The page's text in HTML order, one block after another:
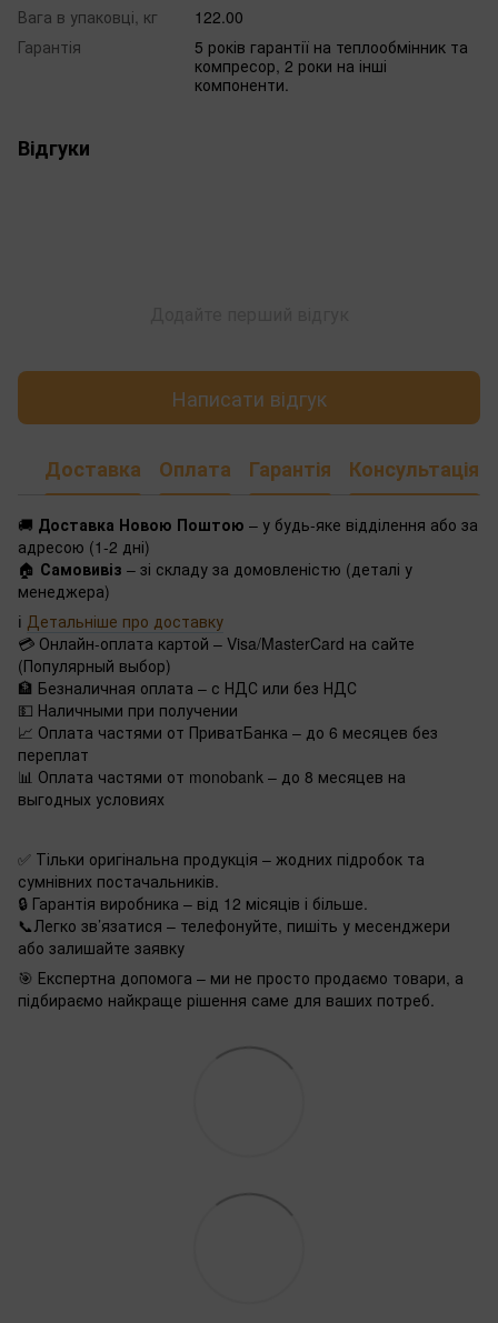
Вага в упаковці, кг
122.00
Гарантія
5 років гарантії на теплообмінник та
компресор, 2 роки на інші
компоненти.
Відгуки
Написати відгук
Доставка Оплата Гарантія Консультація
🚚 Доставка Новою Поштою – у будь-яке відділення або за
адресою (1-2 дні)
🏠 Самовивіз – зі складу за домовленістю (деталі у
менеджера)
ℹ️ Детальніше про доставку
💳 Онлайн-оплата картой – Visa/MasterCard на сайте
(Популярный выбор)
🏦 Безналичная оплата – с НДС или без НДС
💵 Наличными при получении
📈 Оплата частями от ПриватБанка – до 6 месяцев без
переплат
📊 Оплата частями от monobank – до 8 месяцев на
выгодных условиях
✅ Тільки оригінальна продукція – жодних підробок та
сумнівних постачальників.
🔒 Гарантія виробника – від 12 місяців і більше.
📞Легко зв’язатися – телефонуйте, пишіть у месенджери
або залишайте заявку
🎯 Експертна допомога – ми не просто продаємо товари, а
підбираємо найкраще рішення саме для ваших потреб.